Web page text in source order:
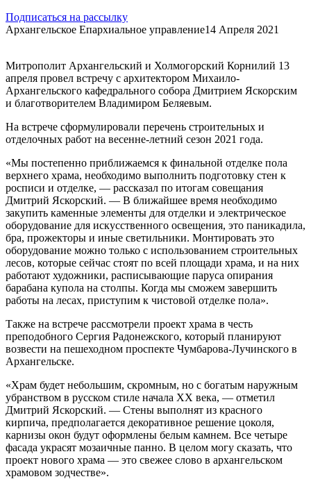
Подписаться на рассылку
Архангельское Епархиальное управление14 Апреля 2021
Митрополит Архангельский и Холмогорский Корнилий 13
апреля провел встречу с архитектором Михаило-
Архангельского кафедрального собора Дмитрием Яскорским
и благотворителем Владимиром Беляевым.
На встрече сформулировали перечень строительных и
отделочных работ на весенне-летний сезон 2021 года.
«Мы постепенно приближаемся к финальной отделке пола
верхнего храма, необходимо выполнить подготовку стен к
росписи и отделке, — рассказал по итогам совещания
Дмитрий Яскорский. — В ближайшее время необходимо
закупить каменные элементы для отделки и электрическое
оборудование для искусственного освещения, это паникадила,
бра, прожекторы и иные светильники. Монтировать это
оборудование можно только с использованием строительных
лесов, которые сейчас стоят по всей площади храма, и на них
работают художники, расписывающие паруса опирания
барабана купола на столпы. Когда мы сможем завершить
работы на лесах, приступим к чистовой отделке пола».
Также на встрече рассмотрели проект храма в честь
преподобного Сергия Радонежского, который планируют
возвести на пешеходном проспекте Чумбарова-Лучинского в
Архангельске.
«Храм будет небольшим, скромным, но с богатым наружным
убранством в русском стиле начала XX века, — отметил
Дмитрий Яскорский. — Стены выполнят из красного
кирпича, предполагается декоративное решение цоколя,
карнизы окон будут оформлены белым камнем. Все четыре
фасада украсят мозаичные панно. В целом могу сказать, что
проект нового храма — это свежее слово в архангельском
храмовом зодчестве».